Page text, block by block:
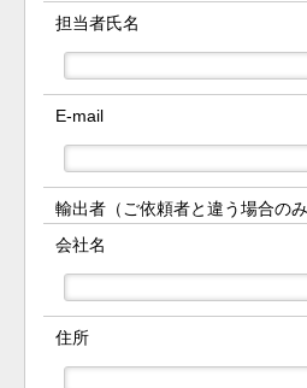
担当者氏名
E-mail
輸出者（ご依頼者と違う場合のみ
会社名
住所